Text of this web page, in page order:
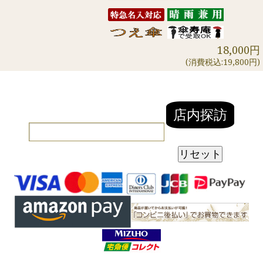
18,000円
(消費税込:19,800円)